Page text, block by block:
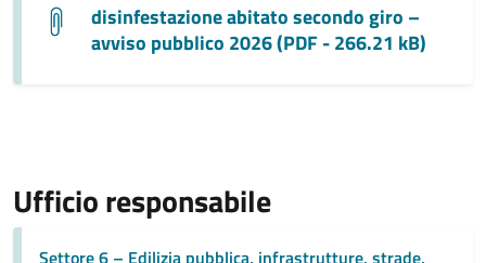
disinfestazione abitato secondo giro –
avviso pubblico 2026 (PDF - 266.21 kB)
Ufficio responsabile
Settore 6 – Edilizia pubblica, infrastrutture, strade,